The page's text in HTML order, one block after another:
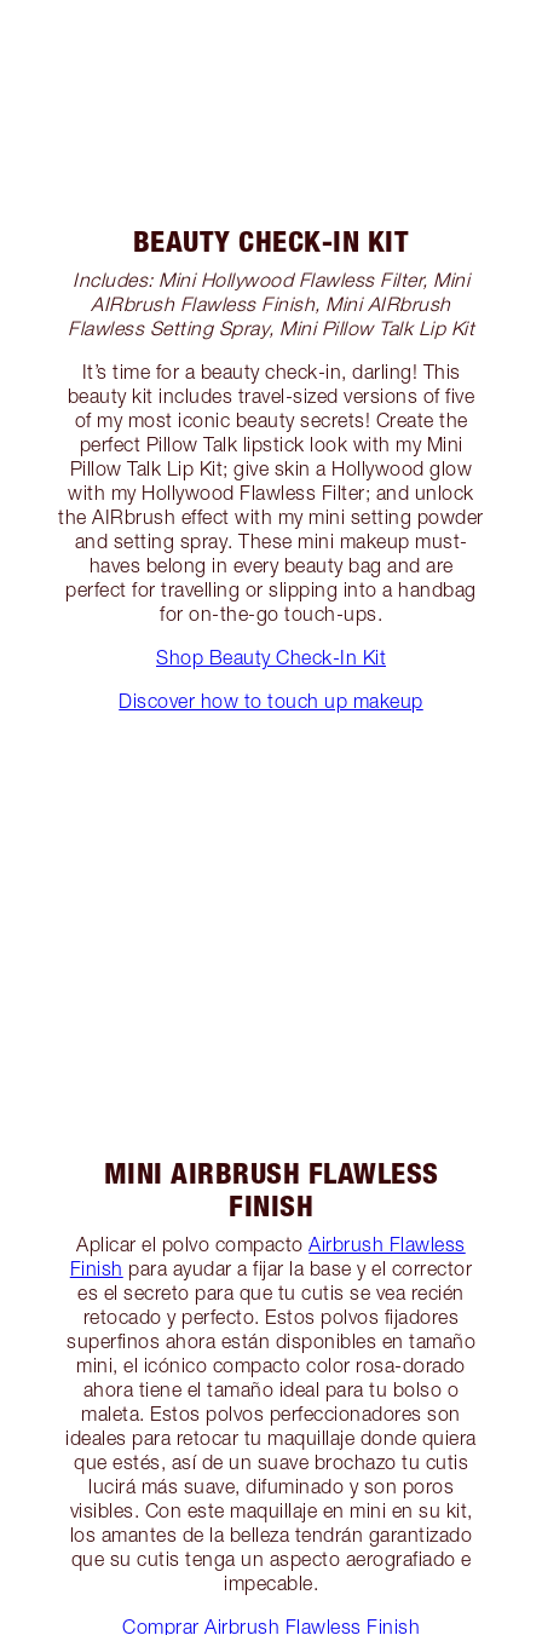
BEAUTY CHECK-IN KIT
Includes: Mini Hollywood Flawless Filter, Mini
AIRbrush Flawless Finish, Mini AIRbrush
Flawless Setting Spray, Mini Pillow Talk Lip Kit
It’s time for a beauty check-in, darling! This
beauty kit includes travel-sized versions of five
of my most iconic beauty secrets! Create the
perfect Pillow Talk lipstick look with my Mini
Pillow Talk Lip Kit; give skin a Hollywood glow
with my Hollywood Flawless Filter; and unlock
the AIRbrush effect with my mini setting powder
and setting spray. These mini makeup must-
haves belong in every beauty bag and are
perfect for travelling or slipping into a handbag
for on-the-go touch-ups.
Shop Beauty Check-In Kit
Discover how to touch up makeup
MINI AIRBRUSH FLAWLESS
FINISH
Aplicar el polvo compactoAirbrush Flawless
Finish para ayudar a fijar la base y el corrector
es el secreto para que tu cutis se vea recién
retocado y perfecto. Estos polvos fijadores
superfinos ahora están disponibles en tamaño
mini, el icónico compacto color rosa-dorado
ahora tiene el tamaño ideal para tu bolso o
maleta. Estos polvos perfeccionadores son
ideales para retocar tu maquillaje donde quiera
que estés, así de un suave brochazo tu cutis
lucirá más suave, difuminado y son poros
visibles. Con este maquillaje en mini en su kit,
los amantes de la belleza tendrán garantizado
que su cutis tenga un aspecto aerografiado e
impecable.
Comprar Airbrush Flawless Finish